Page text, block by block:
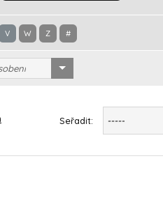
V W Z #
Seřadit: -----